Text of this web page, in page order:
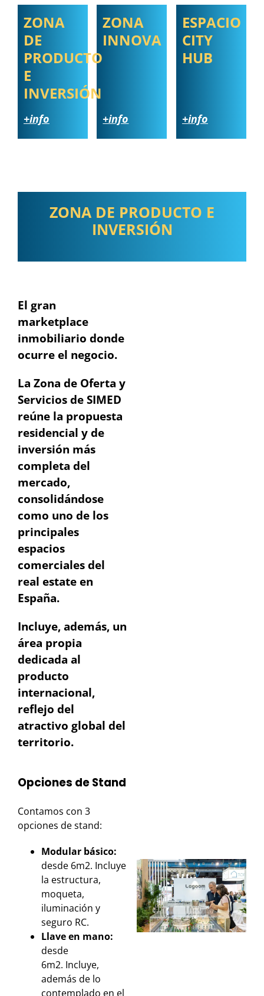
ZONA
DE
PRODUCTO
E
INVERSIÓN
+info
ZONA
INNOVA
+info
ESPACIO
CITY
HUB
+info
ZONA DE PRODUCTO E
INVERSIÓN
El gran
marketplace
inmobiliario donde
ocurre el negocio.
La Zona de Oferta y
Servicios de SIMED
reúne la propuesta
residencial y de
inversión más
completa del
mercado,
consolidándose
como uno de los
principales
espacios
comerciales del
real estate en
España.
Incluye, además, un
área propia
dedicada al
producto
internacional,
reflejo del
atractivo global del
territorio.
Opciones de Stand
Contamos con 3
opciones de stand:
Modular básico:
desde 6m2. Incluye
la estructura,
moqueta,
iluminación y
seguro RC.
Llave en mano:
desde
6m2. Incluye,
además de lo
contemplado en el